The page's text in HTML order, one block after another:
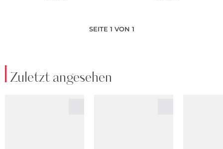
SEITE 1 VON 1
Zuletzt angesehen